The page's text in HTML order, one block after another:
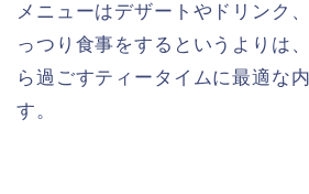
メニューはデザートやドリンク
っつり食事をするというよりは
ら過ごすティータイムに最適な
す。